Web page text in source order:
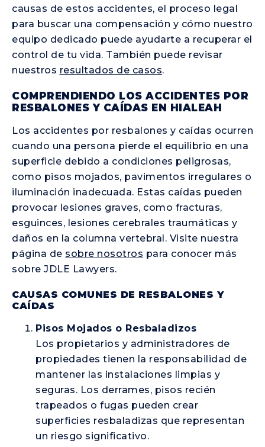
causas de estos accidentes, el proceso legal
para buscar una compensación y cómo nuestro
equipo dedicado puede ayudarte a recuperar el
control de tu vida. También puede revisar
nuestros resultados de casos.
COMPRENDIENDO LOS ACCIDENTES POR
RESBALONES Y CAÍDAS EN HIALEAH
Los accidentes por resbalones y caídas ocurren
cuando una persona pierde el equilibrio en una
superficie debido a condiciones peligrosas,
como pisos mojados, pavimentos irregulares o
iluminación inadecuada. Estas caídas pueden
provocar lesiones graves, como fracturas,
esguinces, lesiones cerebrales traumáticas y
daños en la columna vertebral. Visite nuestra
página de sobre nosotros para conocer más
sobre JDLE Lawyers.
CAUSAS COMUNES DE RESBALONES Y
CAÍDAS
Pisos Mojados o Resbaladizos
Los propietarios y administradores de
propiedades tienen la responsabilidad de
mantener las instalaciones limpias y
seguras. Los derrames, pisos recién
trapeados o fugas pueden crear
superficies resbaladizas que representan
un riesgo significativo.